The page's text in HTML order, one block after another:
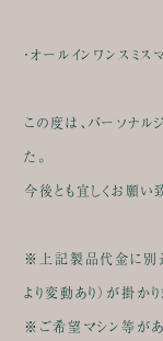
・オールインワンスミ
この度は、パーソナル
た。
今後とも宜しくお願い
※上記製品代金に別
より変動あり）が掛かり
※ご希望マシン等があ